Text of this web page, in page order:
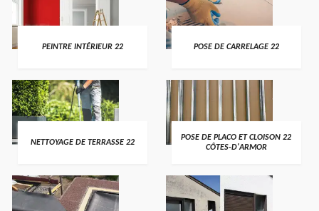
PEINTRE INTÉRIEUR 22 POSE DE CARRELAGE 22
NETTOYAGE DE TERRASSE 22
POSE DE PLACO ET CLOISON 22
CÔTES-D'ARMOR